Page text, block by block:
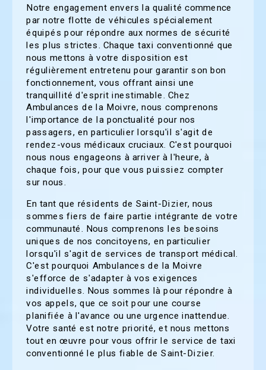
Notre engagement envers la qualité commence
par notre flotte de véhicules spécialement
équipés pour répondre aux normes de sécurité
les plus strictes. Chaque taxi conventionné que
nous mettons à votre disposition est
régulièrement entretenu pour garantir son bon
fonctionnement, vous offrant ainsi une
tranquillité d'esprit inestimable. Chez
Ambulances de la Moivre, nous comprenons
l'importance de la ponctualité pour nos
passagers, en particulier lorsqu'il s'agit de
rendez-vous médicaux cruciaux. C'est pourquoi
nous nous engageons à arriver à l'heure, à
chaque fois, pour que vous puissiez compter
sur nous.
En tant que résidents de Saint-Dizier, nous
sommes fiers de faire partie intégrante de votre
communauté. Nous comprenons les besoins
uniques de nos concitoyens, en particulier
lorsqu'il s'agit de services de transport médical.
C'est pourquoi Ambulances de la Moivre
s'efforce de s'adapter à vos exigences
individuelles. Nous sommes là pour répondre à
vos appels, que ce soit pour une course
planifiée à l'avance ou une urgence inattendue.
Votre santé est notre priorité, et nous mettons
tout en œuvre pour vous offrir le service de taxi
conventionné le plus fiable de Saint-Dizier.